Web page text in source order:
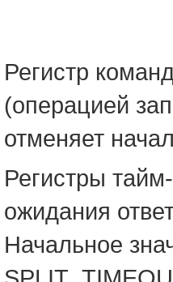
Регистр
(операцией
отменяет
Регистры
ожидания
Начальное